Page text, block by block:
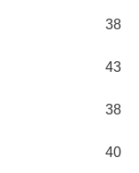
38
43
38
40